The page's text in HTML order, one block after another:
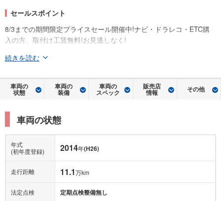
セールスポイント
8/3までの期間限定プライスセール開催中!ナビ・ドラレコ・ETC購
入の方、取付け工賃無料!お見逃しなく!
続きを読む
車両の
状態
車両の
装備
車両の
スペック
販売店
情報 その他
車両の状態
年式
(初年度登録)
2014年(H26)
走行距離 11.1万km
法定点検 定期点検整備無し